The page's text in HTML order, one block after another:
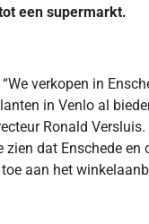
een supermarkt.
verkopen in
in Venlo al
Ronald
dat Enschede en
aan het